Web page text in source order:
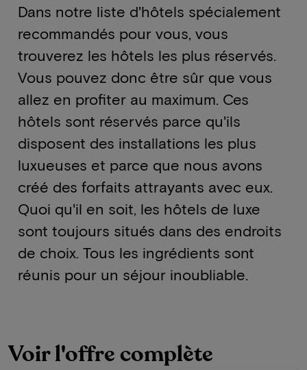
Dans notre liste d'hôtels spécialement
recommandés pour vous, vous
trouverez les hôtels les plus réservés.
Vous pouvez donc être sûr que vous
allez en profiter au maximum. Ces
hôtels sont réservés parce qu'ils
disposent des installations les plus
luxueuses et parce que nous avons
créé des forfaits attrayants avec eux.
Quoi qu'il en soit, les hôtels de luxe
sont toujours situés dans des endroits
de choix. Tous les ingrédients sont
réunis pour un séjour inoubliable.
Voir l'offre complète